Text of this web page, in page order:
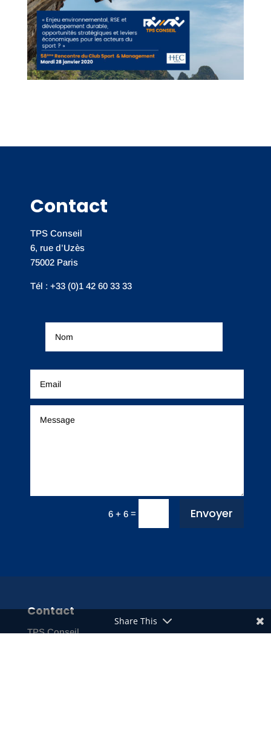
Contact
TPS Conseil
6, rue d’Uzès
75002 Paris
Tél : +33 (0)1 42 60 33 33
6 + 6 = Envoyer
Contact
TPS Conseil
Share This